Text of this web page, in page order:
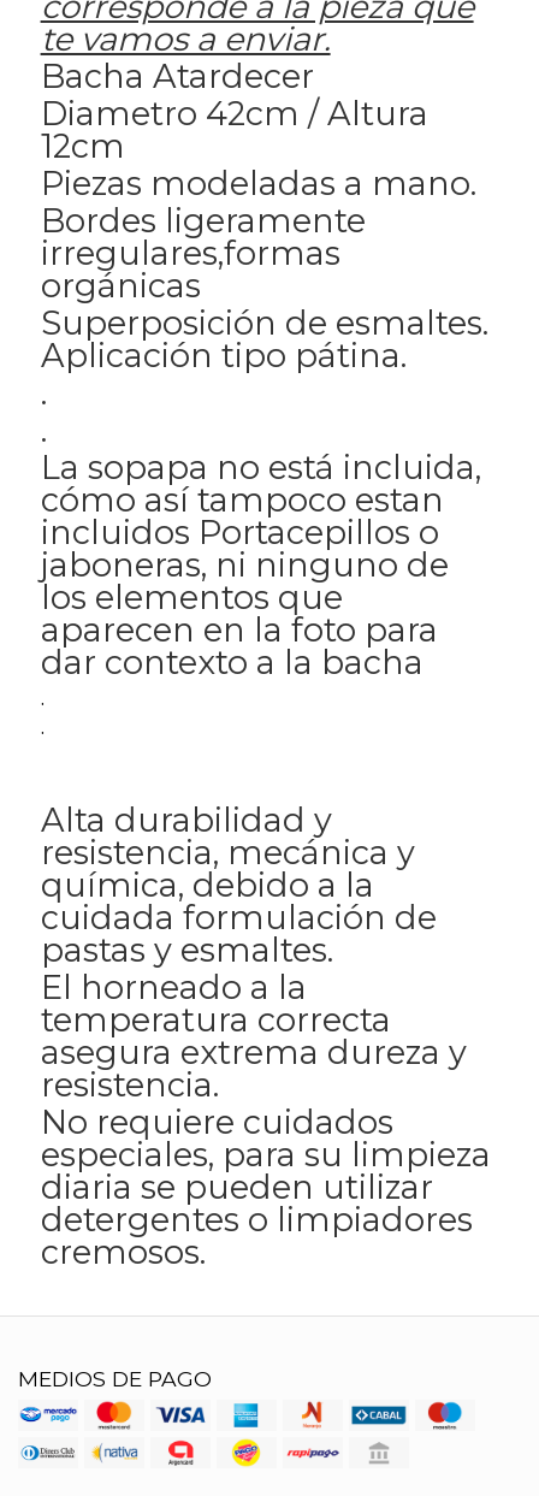
te vamos a enviar.
Bacha Atardecer
Diametro 42cm / Altura
12cm
Piezas modeladas a mano.
Bordes ligeramente
irregulares,formas
orgánicas
Superposición de esmaltes.
Aplicación tipo pátina.
.
.
La sopapa no está incluida,
cómo así tampoco estan
incluidos Portacepillos o
jaboneras, ni ninguno de
los elementos que
aparecen en la foto para
dar contexto a la bacha
.
.
Alta durabilidad y
resistencia, mecánica y
química, debido a la
cuidada formulación de
pastas y esmaltes.
El horneado a la
temperatura correcta
asegura extrema dureza y
resistencia.
No requiere cuidados
especiales, para su limpieza
diaria se pueden utilizar
detergentes o limpiadores
cremosos.
MEDIOS DE PAGO